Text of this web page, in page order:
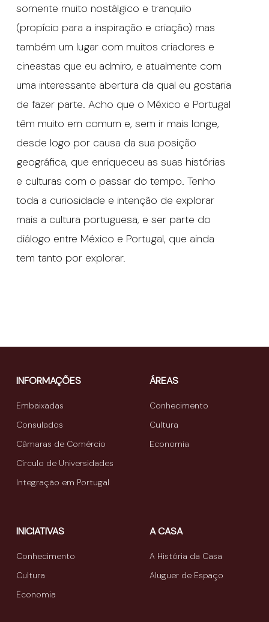
somente muito nostálgico e tranquilo
(propício para a inspiração e criação) mas
também um lugar com muitos criadores e
cineastas que eu admiro, e atualmente com
uma interessante abertura da qual eu gostaria
de fazer parte. Acho que o México e Portugal
têm muito em comum e, sem ir mais longe,
desde logo por causa da sua posição
geográfica, que enriqueceu as suas histórias
e culturas com o passar do tempo. Tenho
toda a curiosidade e intenção de explorar
mais a cultura portuguesa, e ser parte do
diálogo entre México e Portugal, que ainda
tem tanto por explorar.
INFORMAÇÕES
Embaixadas
Consulados
Câmaras de Comércio
Círculo de Universidades
Integração em Portugal
ÁREAS
Conhecimento
Cultura
Economia
INICIATIVAS
Conhecimento
Cultura
Economia
A CASA
A História da Casa
Aluguer de Espaço